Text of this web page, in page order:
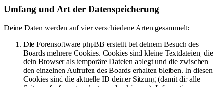
Umfang und Art der Datenspeicherung
Deine Daten werden auf vier verschiedene Arten gesammelt:
Die Forensoftware phpBB erstellt bei deinem Besuch des
Boards mehrere Cookies. Cookies sind kleine Textdateien, die
dein Browser als temporäre Dateien ablegt und die zwischen
den einzelnen Aufrufen des Boards erhalten bleiben. In diesen
Cookies sind die aktuelle ID deiner Sitzung (damit dir alle